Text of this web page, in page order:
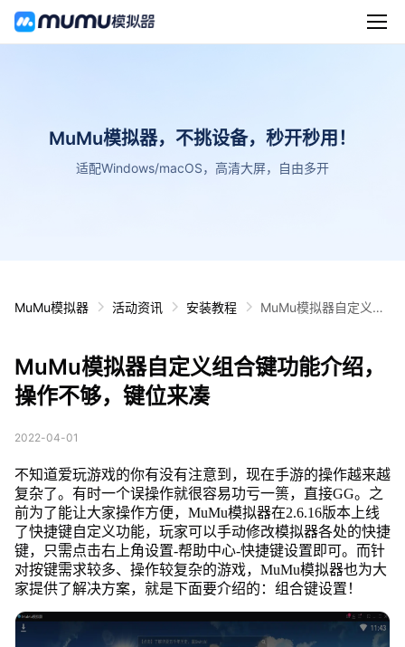
MuMu模拟器，不挑设备，秒开秒用！
适配Windows/macOS，高清大屏，自由多开
MuMu模拟器 活动资讯 安装教程
MuMu模拟器自定义组
MuMu模拟器自定义组合键功能介绍，
操作不够，键位来凑
2022-04-01
不知道爱玩游戏的你有没有注意到，现在手游的操作越来越
复杂了。有时一个误操作就很容易功亏一篑，直接GG。之
前为了能让大家操作方便，MuMu模拟器在2.6.16版本上线
了快捷键自定义功能，玩家可以手动修改模拟器各处的快捷
键，只需点击右上角设置-帮助中心-快捷键设置即可。而针
对按键需求较多、操作较复杂的游戏，MuMu模拟器也为大
家提供了解决方案，就是下面要介绍的：组合键设置！